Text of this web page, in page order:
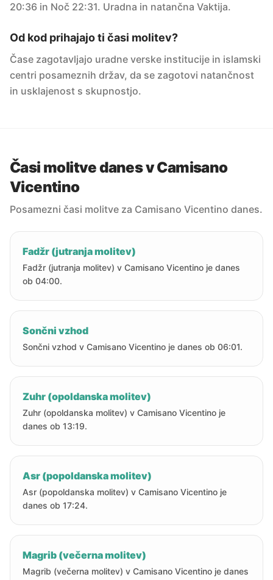
20:36 in Noč 22:31. Uradna in natančna Vaktija.
Od kod prihajajo ti časi molitev?
Čase zagotavljajo uradne verske institucije in islamski
centri posameznih držav, da se zagotovi natančnost
in usklajenost s skupnostjo.
Časi molitve danes v Camisano
Vicentino
Posamezni časi molitve za Camisano Vicentino danes.
Fadžr (jutranja molitev)
Fadžr (jutranja molitev) v Camisano Vicentino je danes
ob 04:00.
Sončni vzhod
Sončni vzhod v Camisano Vicentino je danes ob 06:01.
Zuhr (opoldanska molitev)
Zuhr (opoldanska molitev) v Camisano Vicentino je
danes ob 13:19.
Asr (popoldanska molitev)
Asr (popoldanska molitev) v Camisano Vicentino je
danes ob 17:24.
Magrib (večerna molitev)
Magrib (večerna molitev) v Camisano Vicentino je danes